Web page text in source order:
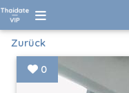
Zurück
0